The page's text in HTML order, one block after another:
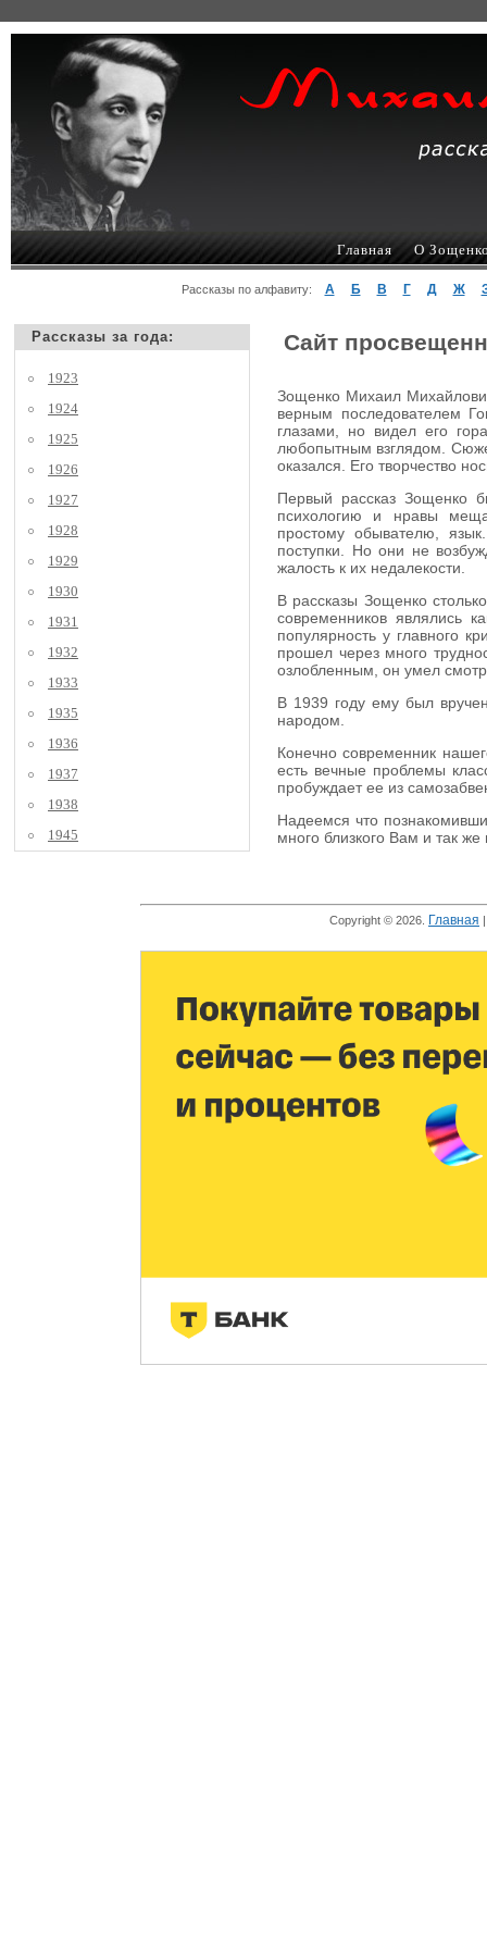
Главная О
Рассказы по алфавиту: А Б В Г Д Ж
Рассказы за года:
1923
1924
1925
1926
1927
1928
1929
1930
1931
1932
1933
1935
1936
1937
1938
1945
Сайт
Зощенко Михаил
верным последователем
глазами, но видел его
любопытным взглядом.
оказался. Его творчество
Первый рассказ Зощенко
психологию и нравы
простому обывателю,
поступки. Но они не
жалость к их недалекости.
В рассказы Зощенко
современников являлись
популярность у главного
прошел через много
озлобленным, он умел
В 1939 году ему был
народом.
Конечно современник
есть вечные проблемы
пробуждает ее из
Надеемся что
много близкого Вам и так
Copyright © 2026. Главная